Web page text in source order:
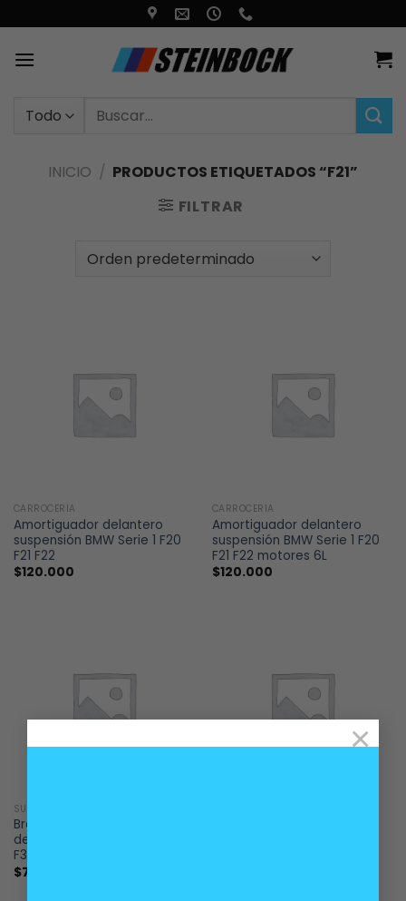
×
al
contenido
Buscar
INICIO / PRODUCTOS ETIQUETADOS “F21”
FILTRAR
CARROCERÍA
Amortiguador delantero
suspensión BMW Serie 1 F20
F21 F22
$120.000
CARROCERÍA
Amortiguador delantero
suspensión BMW Serie 1 F20
F21 F22 motores 6L
$120.000
SUSPENSIÓN
Brazo delantero inferior
derecho suspensión BMW F2X
F3X
$75.000